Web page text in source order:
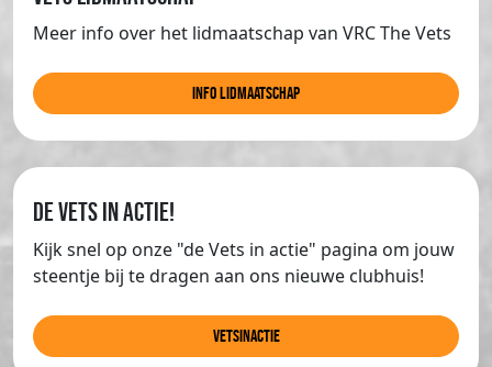
Meer info over het lidmaatschap van VRC The Vets
info lidmaatschap
de Vets in actie!
Kijk snel op onze "de Vets in actie" pagina om jouw
steentje bij te dragen aan ons nieuwe clubhuis!
Vetsinactie